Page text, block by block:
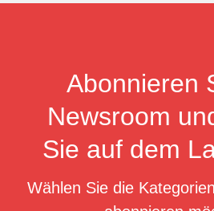
Abonnieren
Newsroom
Sie auf dem
Wählen Sie die